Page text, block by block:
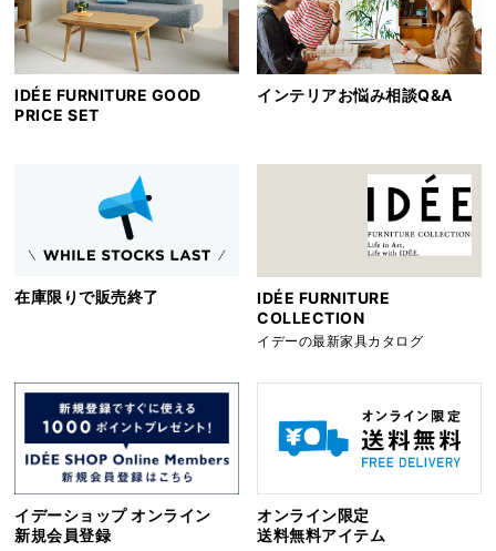
IDÉE FURNITURE GOOD
PRICE SET
インテリアお悩み相談Q&A
在庫限りで販売終了
IDÉE FURNITURE
COLLECTION
イデーの最新家具カタログ
イデーショップ オンライン
新規会員登録
オンライン限定
送料無料アイテム